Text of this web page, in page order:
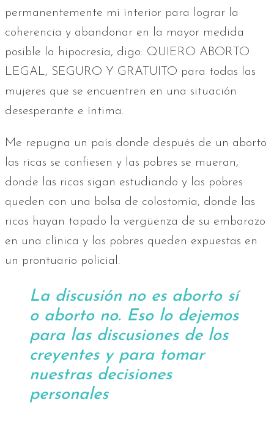
permanentemente mi interior para lograr la
coherencia y abandonar en la mayor medida
posible la hipocresía, digo: QUIERO ABORTO
LEGAL, SEGURO Y GRATUITO para todas las
mujeres que se encuentren en una situación
desesperante e íntima.
Me repugna un país donde después de un aborto
las ricas se confiesen y las pobres se mueran,
donde las ricas sigan estudiando y las pobres
queden con una bolsa de colostomía, donde las
ricas hayan tapado la vergüenza de su embarazo
en una clínica y las pobres queden expuestas en
un prontuario policial.
La discusión no es aborto sí
o aborto no. Eso lo dejemos
para las discusiones de los
creyentes y para tomar
nuestras decisiones
personales